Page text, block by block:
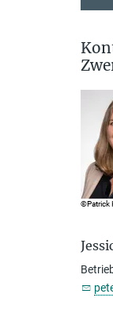
©Patrick